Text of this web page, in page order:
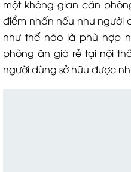
một không gian căn
điểm nhấn nếu như người
như thế nào là phù hợp
phòng ăn giá rẻ tại nội
người dùng sở hữu được